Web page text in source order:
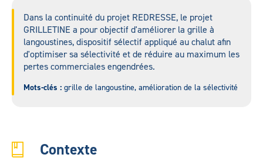
Dans la continuité du projet REDRESSE, le projet
GRILLETINE a pour objectif d'améliorer la grille à
langoustines, dispositif sélectif appliqué au chalut afin
d'optimiser sa sélectivité et de réduire au maximum les
pertes commerciales engendrées.
Mots-clés : grille de langoustine, amélioration de la sélectivité
Contexte